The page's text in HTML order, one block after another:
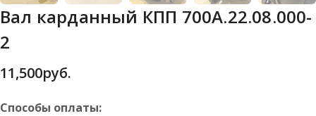
Вал карданный КПП 700А.22.08.000-
2
11,500руб.
Способы оплаты: